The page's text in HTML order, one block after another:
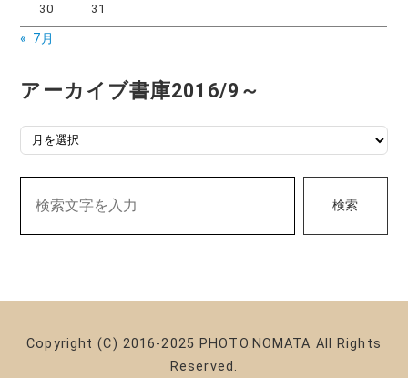
30 31
« 7月
アーカイブ書庫2016/9～
アーカイブ書庫2016/9～
検索
Copyright (C) 2016-2025 PHOTO.NOMATA All Rights
Reserved.